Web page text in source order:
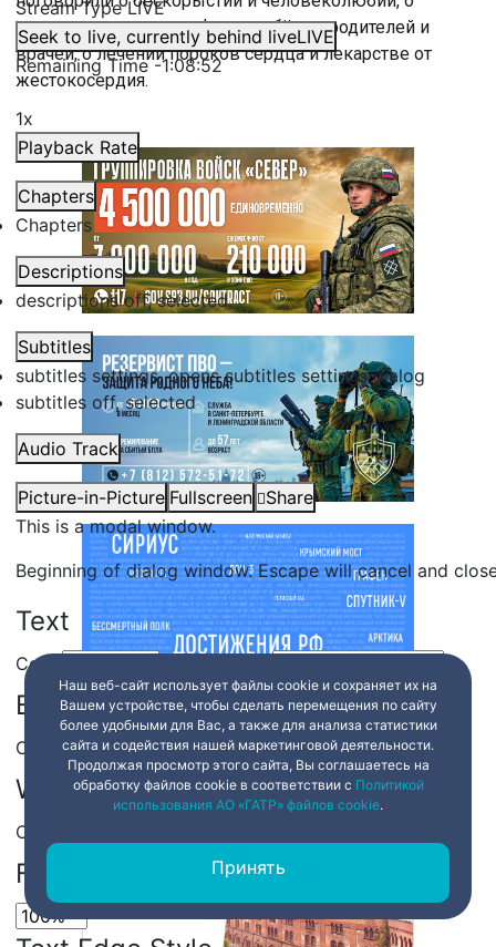
Stream TypeLIVE
Seek to live, currently behind liveLIVE
Remaining Time-1:08:52
1x
Playback Rate
Chapters
Chapters
Descriptions
descriptions off, selected
Subtitles
subtitles settings, opens subtitles settings dialog
subtitles off, selected
Audio Track
Picture-in-Picture Fullscreen
Share
This is a modal window.
Beginning of dialog window. Escape will cancel and
Text
Color
Background
Color Transparency
Window
Color
Font Size
психологическом комфорте ребёнка, родителей и
врачей, о лечении пороков сердца и лекарстве от
жестокосердия.
Наш веб-сайт использует файлы cookie и сохраняет их на
Вашем устройстве, чтобы сделать перемещения по сайту
более удобными для Вас, а также для анализа статистики
сайта и содействия нашей маркетинговой деятельности.
Продолжая просмотр этого сайта, Вы соглашаетесь на
обработку файлов cookie в соответствии с Политикой
использования АО «ГАТР» файлов cookie.
Принять